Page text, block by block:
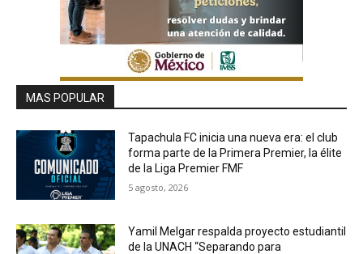
MAS POPULAR
Tapachula FC inicia una nueva era: el club
forma parte de la Primera Premier, la élite
de la Liga Premier FMF
5 agosto, 2026
Yamil Melgar respalda proyecto estudiantil
de la UNACH “Separando para